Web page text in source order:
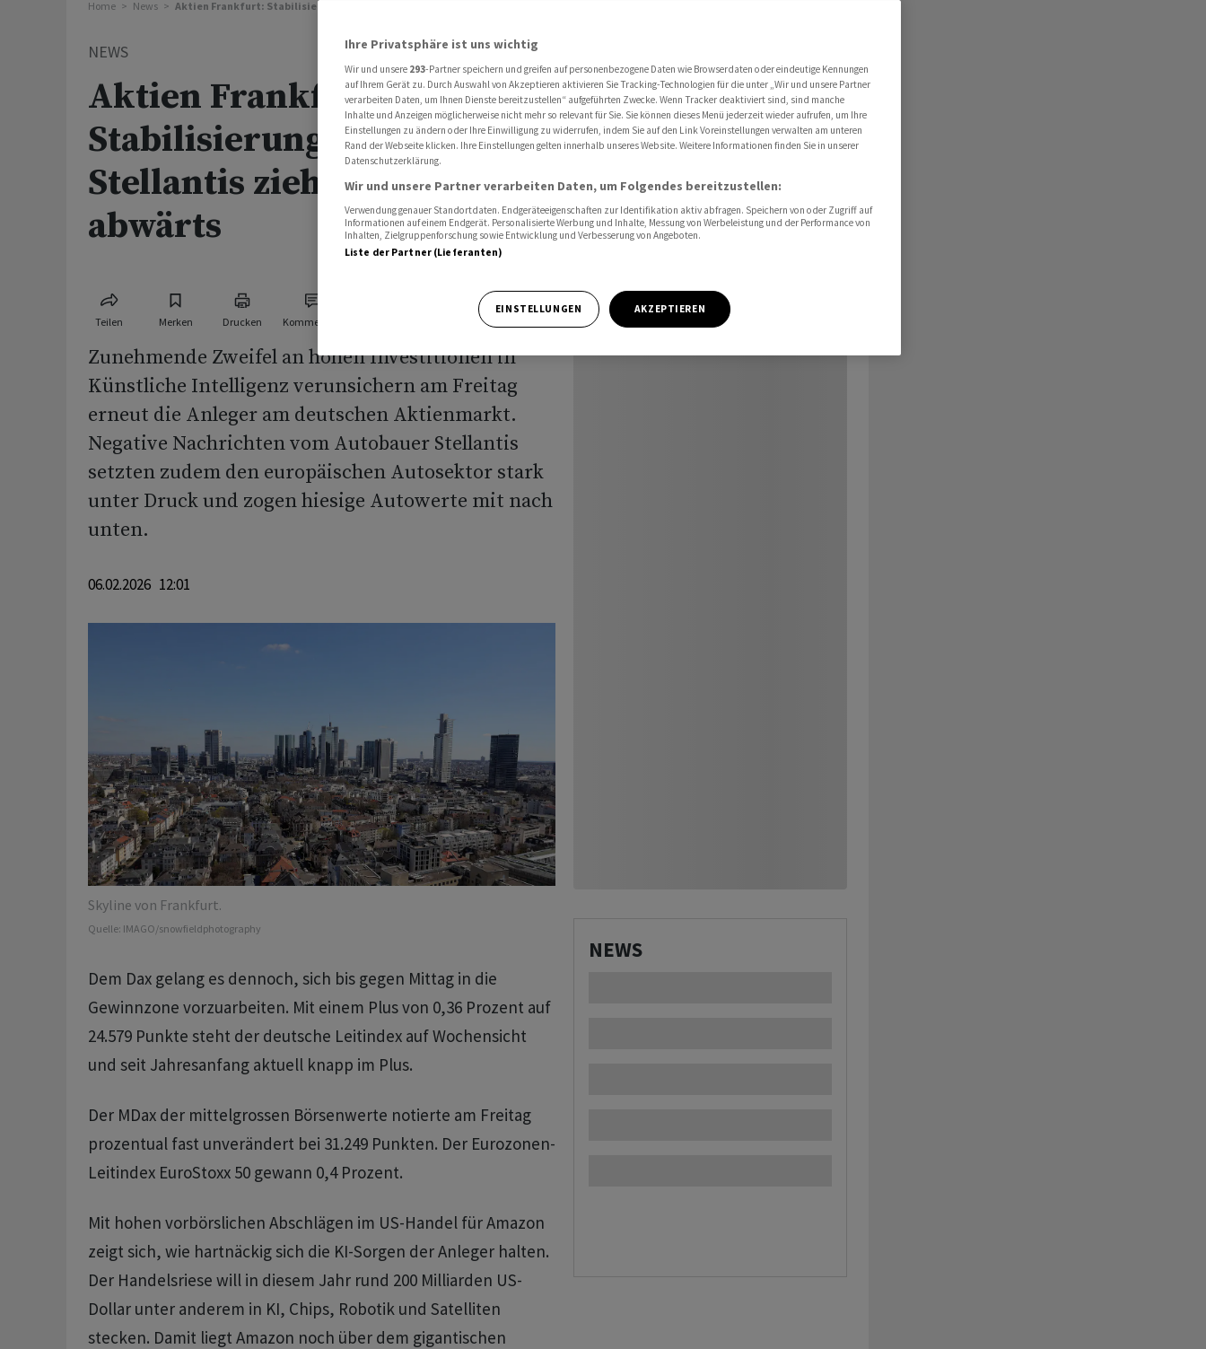
Home News Aktien Frankfurt: Stabilisierungsversuch - Stellantis zieht Autosektor abwärts
NEWS
Aktien Frankfurt:
Stabilisierungsversuch -
Stellantis zieht Autosektor
abwärts
Teilen Merken Drucken Kommentare
Zunehmende Zweifel an hohen Investitionen in
Künstliche Intelligenz verunsichern am Freitag
erneut die Anleger am deutschen Aktienmarkt.
Negative Nachrichten vom Autobauer Stellantis
setzten zudem den europäischen Autosektor stark
unter Druck und zogen hiesige Autowerte mit nach
unten.
06.02.2026 12:01
Skyline von Frankfurt.
Quelle: IMAGO/snowfieldphotography
Dem Dax gelang es dennoch, sich bis gegen Mittag in die
Gewinnzone vorzuarbeiten. Mit einem Plus von 0,36 Prozent auf
24.579 Punkte steht der deutsche Leitindex auf Wochensicht
und seit Jahresanfang aktuell knapp im Plus.
Der MDax der mittelgrossen Börsenwerte notierte am Freitag
prozentual fast unverändert bei 31.249 Punkten. Der Eurozonen-
Leitindex EuroStoxx 50 gewann 0,4 Prozent.
Mit hohen vorbörslichen Abschlägen im US-Handel für Amazon
zeigt sich, wie hartnäckig sich die KI-Sorgen der Anleger halten.
Der Handelsriese will in diesem Jahr rund 200 Milliarden US-
Dollar unter anderem in KI, Chips, Robotik und Satelliten
stecken. Damit liegt Amazon noch über dem gigantischen
NEWS
Ihre Privatsphäre ist uns wichtig
Wir und unsere 293-Partner speichern und greifen auf personenbezogene Daten wie Browserdaten oder eindeutige Kennungen
auf Ihrem Gerät zu. Durch Auswahl von Akzeptieren aktivieren Sie Tracking-Technologien für die unter „Wir und unsere Partner
verarbeiten Daten, um Ihnen Dienste bereitzustellen“ aufgeführten Zwecke. Wenn Tracker deaktiviert sind, sind manche
Inhalte und Anzeigen möglicherweise nicht mehr so relevant für Sie. Sie können dieses Menü jederzeit wieder aufrufen, um Ihre
Einstellungen zu ändern oder Ihre Einwilligung zu widerrufen, indem Sie auf den Link Voreinstellungen verwalten am unteren
Rand der Webseite klicken. Ihre Einstellungen gelten innerhalb unseres Website. Weitere Informationen finden Sie in unserer
Datenschutzerklärung.
Wir und unsere Partner verarbeiten Daten, um Folgendes bereitzustellen:
Verwendung genauer Standortdaten. Endgeräteeigenschaften zur Identifikation aktiv abfragen. Speichern von oder Zugriff auf
Informationen auf einem Endgerät. Personalisierte Werbung und Inhalte, Messung von Werbeleistung und der Performance von
Inhalten, Zielgruppenforschung sowie Entwicklung und Verbesserung von Angeboten.
Liste der Partner (Lieferanten)
EINSTELLUNGEN AKZEPTIEREN